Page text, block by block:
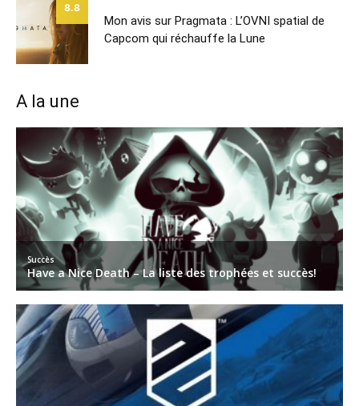
8.8
Mon avis sur Pragmata : L’OVNI spatial de
Capcom qui réchauffe la Lune
A la une